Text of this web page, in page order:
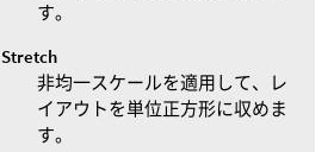
す。
Stretch
非均一スケールを適用して、レ
イアウトを単位正方形に収めま
す。